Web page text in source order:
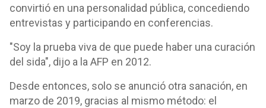
convirtió en una personalidad pública, concediendo
entrevistas y participando en conferencias.
"Soy la prueba viva de que puede haber una curación
del sida", dijo a la AFP en 2012.
Desde entonces, solo se anunció otra sanación, en
marzo de 2019, gracias al mismo método: el